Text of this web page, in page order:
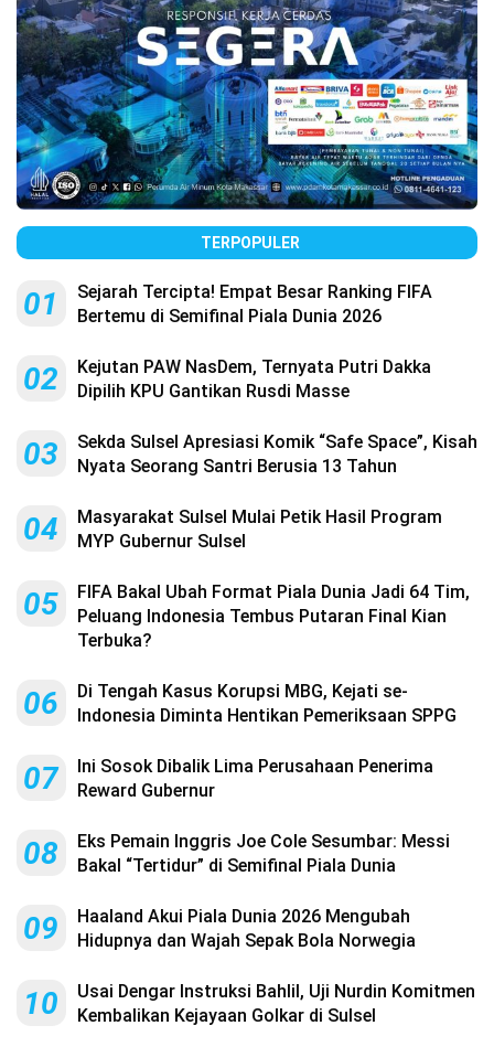
TERPOPULER
01
Sejarah Tercipta! Empat Besar Ranking FIFA
Bertemu di Semifinal Piala Dunia 2026
02
Kejutan PAW NasDem, Ternyata Putri Dakka
Dipilih KPU Gantikan Rusdi Masse
03
Sekda Sulsel Apresiasi Komik “Safe Space”, Kisah
Nyata Seorang Santri Berusia 13 Tahun
04
Masyarakat Sulsel Mulai Petik Hasil Program
MYP Gubernur Sulsel
05
FIFA Bakal Ubah Format Piala Dunia Jadi 64 Tim,
Peluang Indonesia Tembus Putaran Final Kian
Terbuka?
06
Di Tengah Kasus Korupsi MBG, Kejati se-
Indonesia Diminta Hentikan Pemeriksaan SPPG
07
Ini Sosok Dibalik Lima Perusahaan Penerima
Reward Gubernur
08
Eks Pemain Inggris Joe Cole Sesumbar: Messi
Bakal “Tertidur” di Semifinal Piala Dunia
09
Haaland Akui Piala Dunia 2026 Mengubah
Hidupnya dan Wajah Sepak Bola Norwegia
10
Usai Dengar Instruksi Bahlil, Uji Nurdin Komitmen
Kembalikan Kejayaan Golkar di Sulsel